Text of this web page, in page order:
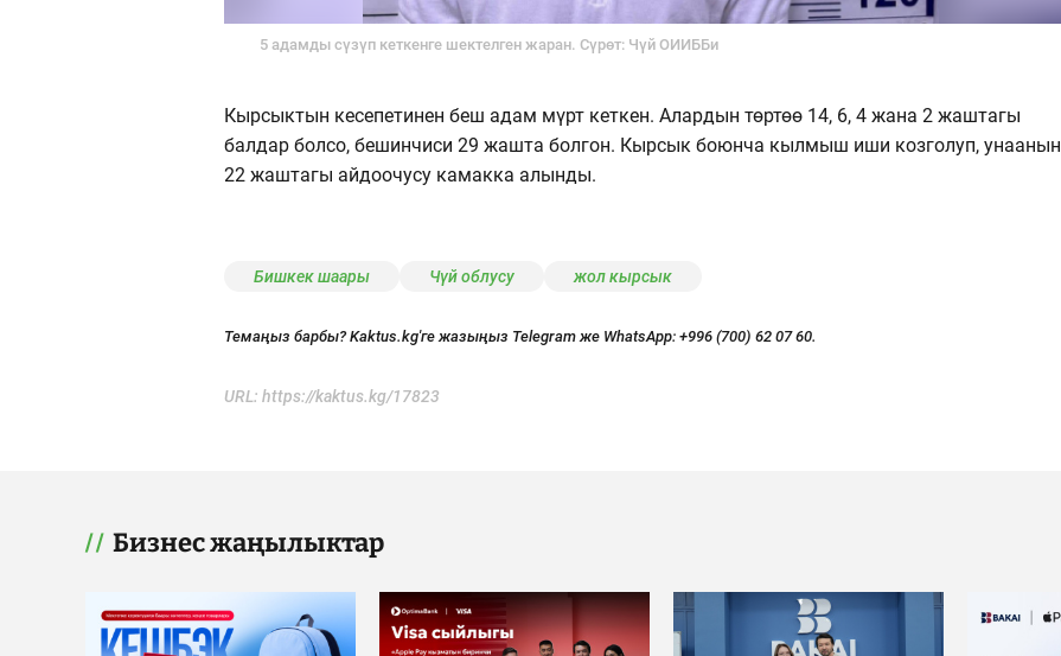
5 адамды сүзүп кеткенге шектелген жаран. Сүрөт: Чүй ОИИББи
Кырсыктын кесепетинен беш адам мүрт кеткен. Алардын төртөө 14, 6, 4 жана 2 жаштагы
балдар болсо, бешинчиси 29 жашта болгон. Кырсык боюнча кылмыш иши козголуп, унаанын
22 жаштагы айдоочусу камакка алынды.
Бишкек шаары Чүй облусу жол кырсык
Темаңыз барбы? Kaktus.kg'ге жазыңыз Telegram же WhatsApp: +996 (700) 62 07 60.
URL: https://kaktus.kg/17823
Бизнес жаңылыктар